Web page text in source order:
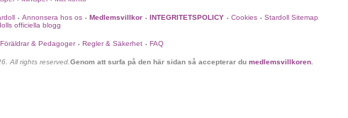
• Annonsera hos os • Medlemsvillkor • INTEGRITETSPOLICY • Cookies • Stardoll Sitemap
officiella blogg
Föräldrar & Pedagoger • Regler & Säkerhet • FAQ
All rights reserved. Genom att surfa på den här sidan så accepterar du medlemsvillkoren